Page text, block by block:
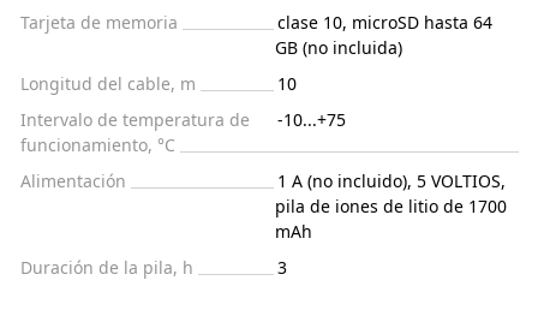
Tarjeta de memoria
clase 10, microSD hasta 64
GB (no incluida)
Longitud del cable, m
10
Intervalo de temperatura de
funcionamiento, °C
-10...+75
Alimentación
1 A (no incluido), 5 VOLTIOS,
pila de iones de litio de 1700
mAh
Duración de la pila, h
3